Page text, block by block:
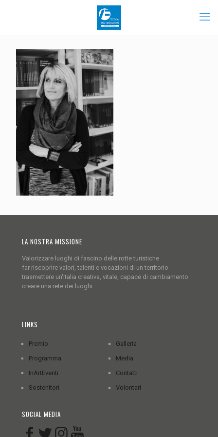
LA NOSTRA MISSIONE
Valorizzare luoghi di fascino delle rotte turistiche
far riscoprire valori, talenti e vocazioni di un territorio
trasmettere un'italia creativa, vitale, capace di cambiamento
creare una rete dei luoghi.
LINKS
Premio
Programma
InArtEventi
Sostenitori
Galleria
Media
Contatti
Volontari
SOCIAL MEDIA